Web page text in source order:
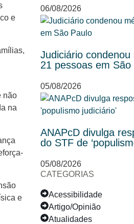
e
não
na
e
06/08/2026
Judiciário
21 pessoas em São
05/08/2026
ANAPcD divulga
do STF de
05/08/2026
CATEGORIAS
Acessibilidade
Artigo/Opinião
Atualidades